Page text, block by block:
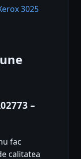
3025
–
fac
calitatea